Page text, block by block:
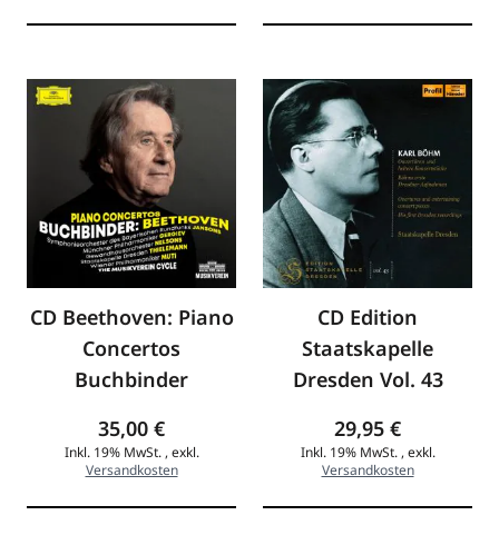
CD Beethoven: Piano
Concertos
Buchbinder
35,00 €
Inkl. 19% MwSt. , exkl.
Versandkosten
CD Edition
Staatskapelle
Dresden Vol. 43
29,95 €
Inkl. 19% MwSt. , exkl.
Versandkosten